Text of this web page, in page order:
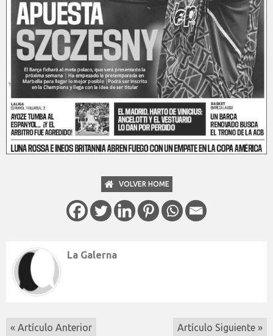
VOLVER HOME
La Galerna
« Artículo Anterior Artículo Siguiente »